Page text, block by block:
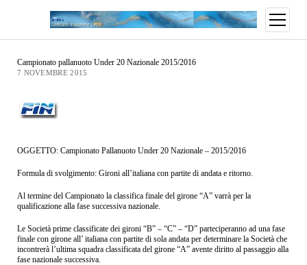
Campionato pallanuoto Under 20 Nazionale 2015/2016
7 NOVEMBRE 2015
OGGETTO: Campionato Pallanuoto Under 20 Nazionale – 2015/2016
Formula di svolgimento: Gironi all’italiana con partite di andata e ritorno.
Al termine del Campionato la classifica finale del girone “A” varrà per la
qualificazione alla fase successiva nazionale.
Le Società prime classificate dei gironi “B” – “C” – “D” parteciperanno ad una fase
finale con girone all’ italiana con partite di sola andata per determinare la Società che
incontrerà l’ultima squadra classificata del girone “A” avente diritto al passaggio alla
fase nazionale successiva.